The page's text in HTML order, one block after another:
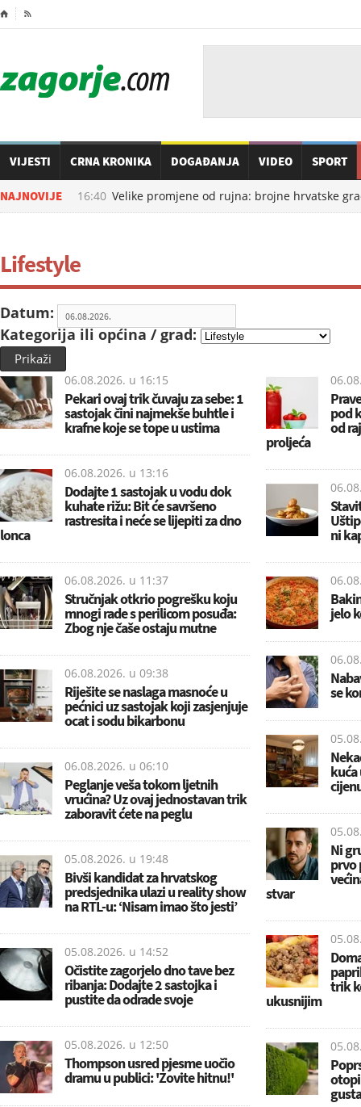
⌂ 
VIJESTI CRNA KRONIKA DOGAĐANJA VIDEO SPORT
NAJNOVIJE
u 16:40 Velike promjene od rujna: brojne hrvatske
Lifestyle
Datum:
Kategorija ili općina / grad:
Prikaži
06.08.2026. u 16:15
Pekari ovaj trik čuvaju za sebe: 1
sastojak čini najmekše buhtle i
krafne koje se tope u ustima
06.08.2026. u 13:16
Dodajte 1 sastojak u vodu dok
kuhate rižu: Bit će savršeno
rastresita i neće se lijepiti za dno
lonca
06.08.2026. u 11:37
Stručnjak otkrio pogrešku koju
mnogi rade s perilicom posuđa:
Zbog nje čaše ostaju mutne
06.08.2026. u 09:38
Riješite se naslaga masnoće u
pećnici uz sastojak koji zasjenjuje
ocat i sodu bikarbonu
06.08.2026. u 06:10
Peglanje veša tokom ljetnih
vrućina? Uz ovaj jednostavan trik
zaboravit ćete na peglu
05.08.2026. u 19:48
Bivši kandidat za hrvatskog
predsjednika ulazi u reality show
na RTL-u: ‘Nisam imao što jesti’
05.08.2026. u 14:52
Očistite zagorjelo dno tave bez
ribanja: Dodajte 2 sastojka i
pustite da odrade svoje
05.08.2026. u 12:50
Thompson usred pjesme uočio
dramu u publici: 'Zovite hitnu!'
pod
od
proljeća
ni
jelo
se
kuća
Ni
prvo
stvar
trik
ukusnijim